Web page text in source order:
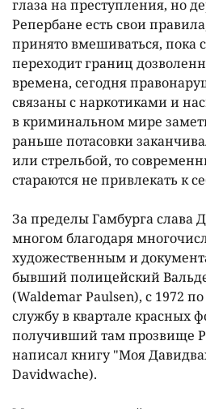
глаза на преступления, но
Репербане есть свои
принято вмешиваться, пока
переходит границ
времена, сегодня
связаны с наркотиками и
в криминальном мире
раньше потасовки
или стрельбой, то
стараются не привлекать к
За пределы Гамбурга слава
многом благодаря
художественным и
бывший полицейский
(Waldemar Paulsen), с 1972
службу в квартале красных
получивший там прозвище
написал книгу "Моя
Davidwache).